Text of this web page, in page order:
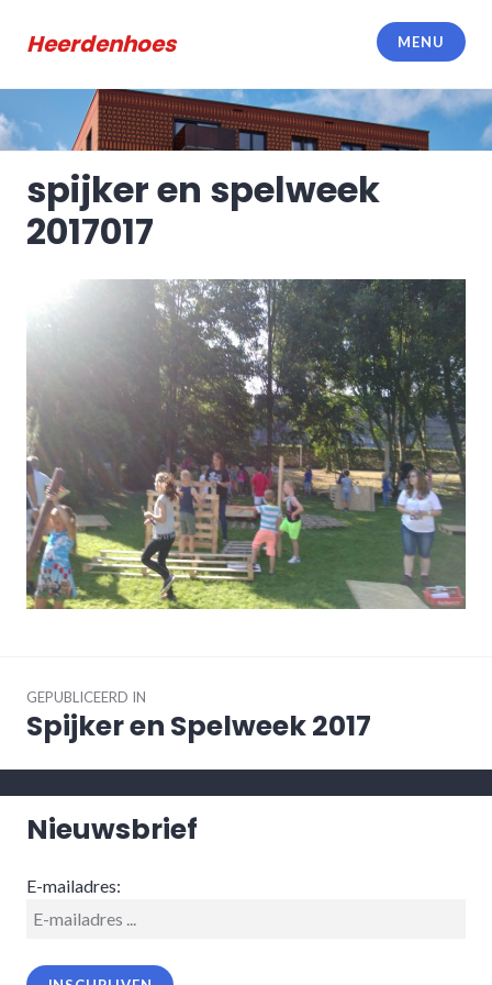
naar
inhoud
Heerdenhoes MENU
spijker en spelweek
2017017
navigatie
GEPUBLICEERD IN
Spijker en Spelweek 2017
Nieuwsbrief
E-mailadres: